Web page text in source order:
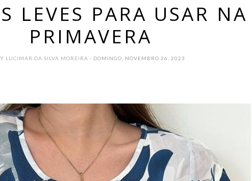
LEVES PARA USAR NA
PRIMAVERA
LUCIMAR DA SILVA MOREIRA - DOMINGO, NOVEMBRO 26, 2023